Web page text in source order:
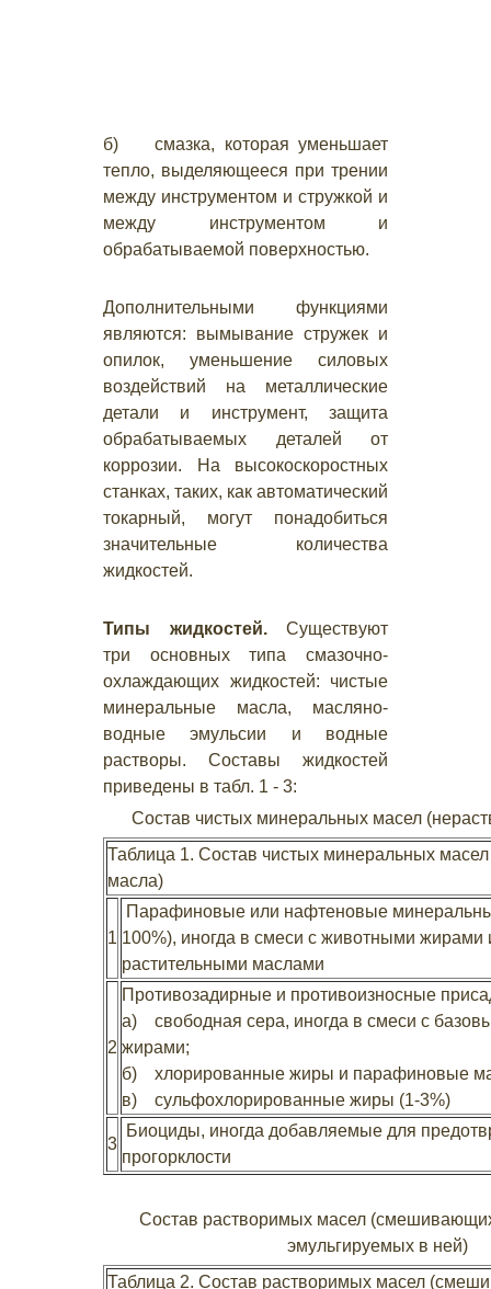
б) смазка, которая уменьшает
тепло, выделяющееся при трении
между инструментом и стружкой и
между инструментом и
обрабатываемой поверхностью.
Дополнительными функциями
являются: вымывание стружек и
опилок, уменьшение силовых
воздействий на металлические
детали и инструмент, защита
обрабатываемых деталей от
коррозии. На высокоскоростных
станках, таких, как автоматический
токарный, могут понадобиться
значительные количества
жидкостей.
Типы жидкостей.Существуют
три основных типа смазочно-
охлаждающих жидкостей: чистые
минеральные масла, масляно-
водные эмульсии и водные
растворы. Составы жидкостей
приведены в табл. 1 - 3:
Состав чистых минеральных масел
Таблица 1. Состав чистых минеральных
масла)
1
Парафиновые или нафтеновые
100%), иногда в смеси с животными жирами
растительными маслами
2
Противозадирные и противоизносные
а) свободная сера, иногда в смеси с
жирами;
б) хлорированные жиры и парафиновые
в) сульфохлорированные жиры (1-3%)
3
Биоциды, иногда добавляемые для
прогорклости
Состав растворимых масел
эмульгируемых в ней)
Таблица 2. Состав растворимых масел